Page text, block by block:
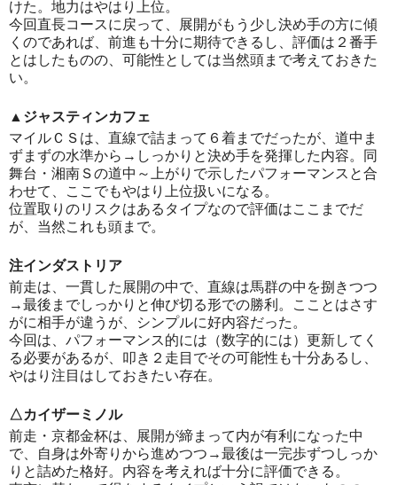
けた。地力はやはり上位。
今回直長コースに戻って、展開がもう少し決め手の方に傾
くのであれば、前進も十分に期待できるし、評価は２番手
とはしたものの、可能性としては当然頭まで考えておきた
い。
▲ジャスティンカフェ
マイルＣＳは、直線で詰まって６着までだったが、道中ま
ずまずの水準から→しっかりと決め手を発揮した内容。同
舞台・湘南Ｓの道中～上がりで示したパフォーマンスと合
わせて、ここでもやはり上位扱いになる。
位置取りのリスクはあるタイプなので評価はここまでだ
が、当然これも頭まで。
注インダストリア
前走は、一貫した展開の中で、直線は馬群の中を捌きつつ
→最後までしっかりと伸び切る形での勝利。こことはさす
がに相手が違うが、シンプルに好内容だった。
今回は、パフォーマンス的には（数字的には）更新してく
る必要があるが、叩き２走目でその可能性も十分あるし、
やはり注目はしておきたい存在。
△カイザーミノル
前走・京都金杯は、展開が締まって内が有利になった中
で、自身は外寄りから進めつつ→最後は一完歩ずつしっか
りと詰めた格好。内容を考えれば十分に評価できる。